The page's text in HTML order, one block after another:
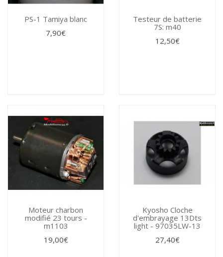
PS-1 Tamiya blanc
7,90€
Testeur de batterie
7S: m40
12,50€
Moteur charbon
modifié 23 tours -
m1103
19,00€
Kyosho Cloche
d'embrayage 13Dts
light - 97035LW-13
27,40€